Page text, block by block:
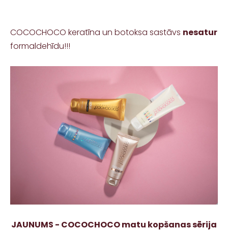
COCOCHOCO keratīna un botoksa sastāvs nesatur
formaldehīdu!!!
JAUNUMS - COCOCHOCO matu kopšanas sērija